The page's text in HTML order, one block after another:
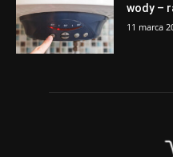
wody –
11 marca